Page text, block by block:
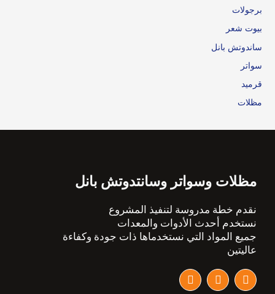
برجولات
بيوت شعر
ساندوتش بانل
سواتر
قرميد
مظلات
مظلات وسواتر وسانتدوتش بانل
نقدم خطة مدروسة لتنفيذ المشروع
نستخدم أحدث الأدوات والمعدات
جميع المواد التي نستخدماها ذات جودة وكفاءة
عاليتين
F
a
T
w
I
n